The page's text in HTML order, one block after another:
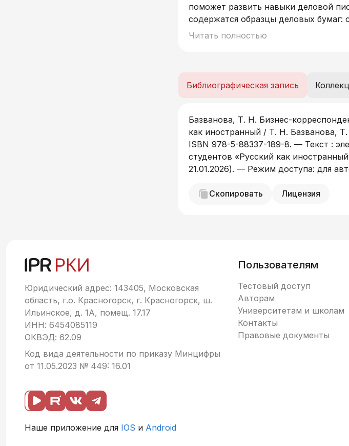
поможет развить навыки деловой
содержатся образцы деловых бумаг:
комментарий, упражнения и тексты,
Читать полностью
Библиографическая запись
Базванова, Т. Н. Бизнес-
как иностранный / Т. Н. Базванова,
ISBN 978-5-88337-189-8. — Текст :
студентов «Русский как
21.01.2026). — Режим доступа: для
Скопировать Лицензия
Юридический адрес: 143405, Московская
область, г.о. Красногорск, г. Красногорск, ш.
Ильинское, д. 1А, помещ. 17.17
ИНН: 6454085119
ОКВЭД: 62.09
Код вида деятельности по приказу Минцифры
от 11.05.2023 № 449: 16.01
Наше приложение для IOS и Android
Пользователям
Тестовый доступ
Авторам
Университетам и школам
Контакты
Правовые документы